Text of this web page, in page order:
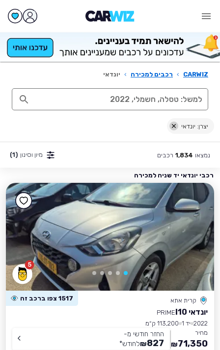
CARWIZ
› רכבים למכירה › יונדאי
יצרן: יונדאי
נמצאו 1,834 רכבים מיון וסינון (1)
רכבי יונדאי יד שניה למכירה
5
קרית אתא 1517 צפו ברכב זה
יונדאי I10
PRIME
2022 יד 1
113,200 ק״מ
מחיר
71,350
₪
החזר חודשי מ-
827
₪לחודש*